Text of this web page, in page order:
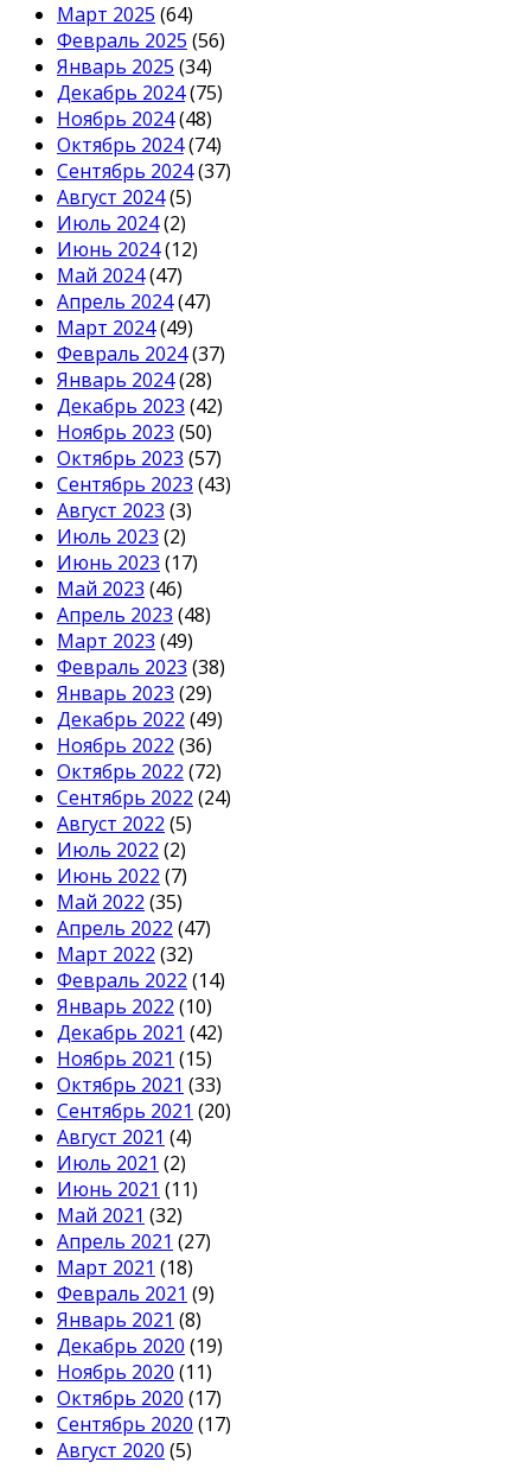
Март 2025 (64)
Февраль 2025 (56)
Январь 2025 (34)
Декабрь 2024(75)
Ноябрь 2024(48)
Октябрь 2024(74)
Сентябрь 2024(37)
Август 2024(5)
Июль 2024(2)
Июнь 2024(12)
Май 2024(47)
Апрель 2024(47)
Март 2024(49)
Февраль 2024(37)
Январь 2024(28)
Декабрь 2023 (42)
Ноябрь 2023 (50)
Октябрь 2023 (57)
Сентябрь 2023 (43)
Август 2023 (3)
Июль 2023 (2)
Июнь 2023 (17)
Май 2023 (46)
Апрель 2023 (48)
Март 2023 (49)
Февраль 2023 (38)
Январь 2023 (29)
Декабрь 2022 (49)
Ноябрь 2022 (36)
Октябрь 2022 (72)
Сентябрь 2022 (24)
Август 2022 (5)
Июль 2022 (2)
Июнь 2022 (7)
Май 2022 (35)
Апрель 2022 (47)
Март 2022 (32)
Февраль 2022 (14)
Январь 2022 (10)
Декабрь 2021 (42)
Ноябрь 2021 (15)
Октябрь 2021 (33)
Сентябрь 2021 (20)
Август 2021 (4)
Июль 2021 (2)
Июнь 2021 (11)
Май 2021 (32)
Апрель 2021 (27)
Март 2021 (18)
Февраль 2021 (9)
Январь 2021 (8)
Декабрь 2020 (19)
Ноябрь 2020 (11)
Октябрь 2020 (17)
Сентябрь 2020 (17)
Август 2020 (5)